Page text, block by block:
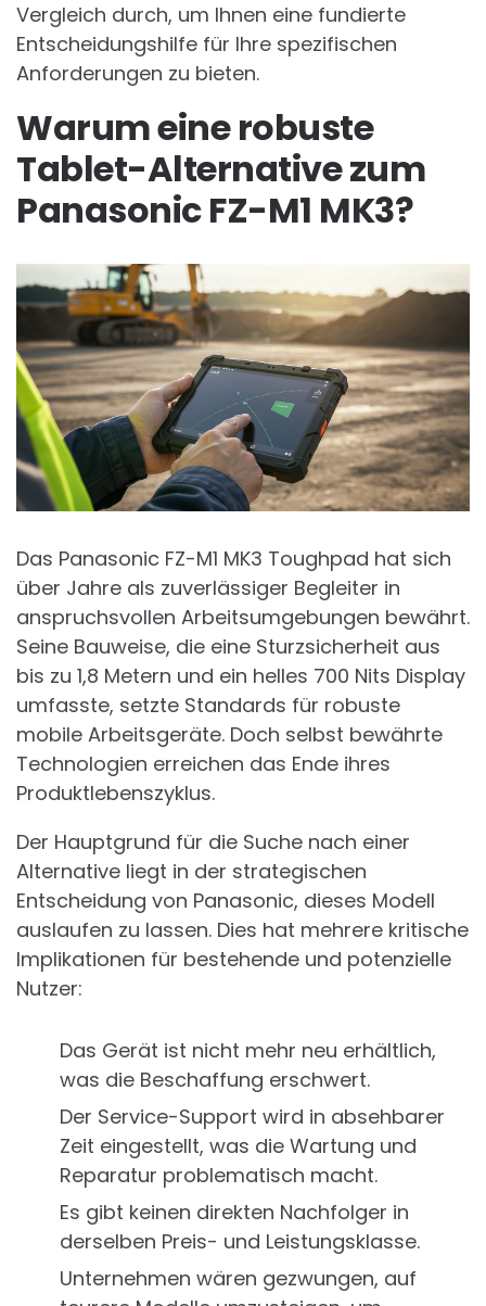
Vergleich durch, um Ihnen eine fundierte
Entscheidungshilfe für Ihre spezifischen
Anforderungen zu bieten.
Warum eine robuste
Tablet-Alternative zum
Panasonic FZ-M1 MK3?
Das Panasonic FZ-M1 MK3 Toughpad hat sich
über Jahre als zuverlässiger Begleiter in
anspruchsvollen Arbeitsumgebungen bewährt.
Seine Bauweise, die eine Sturzsicherheit aus
bis zu 1,8 Metern und ein helles 700 Nits Display
umfasste, setzte Standards für robuste
mobile Arbeitsgeräte. Doch selbst bewährte
Technologien erreichen das Ende ihres
Produktlebenszyklus.
Der Hauptgrund für die Suche nach einer
Alternative liegt in der strategischen
Entscheidung von Panasonic, dieses Modell
auslaufen zu lassen. Dies hat mehrere kritische
Implikationen für bestehende und potenzielle
Nutzer:
Das Gerät ist nicht mehr neu erhältlich,
was die Beschaffung erschwert.
Der Service-Support wird in absehbarer
Zeit eingestellt, was die Wartung und
Reparatur problematisch macht.
Es gibt keinen direkten Nachfolger in
derselben Preis- und Leistungsklasse.
Unternehmen wären gezwungen, auf